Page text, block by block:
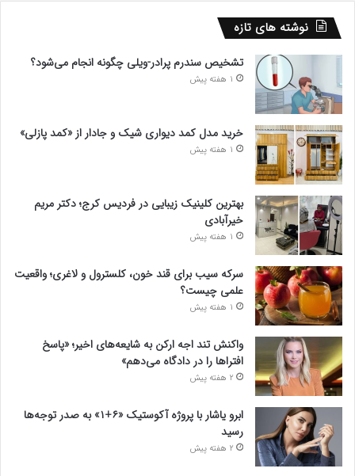
نوشته های تازه
تشخیص سندرم پرادر-ویلی چگونه انجام می‌شود؟
1 هفته پیش
خرید مدل کمد دیواری شیک و جادار از «کمد پازلی»
1 هفته پیش
بهترین کلینیک زیبایی در فردیس کرج؛ دکتر مریم
خیرآبادی
1 هفته پیش
سرکه سیب برای قند خون، کلسترول و لاغری؛ واقعیت
علمی چیست؟
1 هفته پیش
واکنش تند اجه ارکن به شایعه‌های اخیر؛ «پاسخ
افتراها را در دادگاه می‌دهم»
2 هفته پیش
ابرو یاشار با پروژه آکوستیک «۶+۱» به صدر توجه‌ها
رسید
2 هفته پیش